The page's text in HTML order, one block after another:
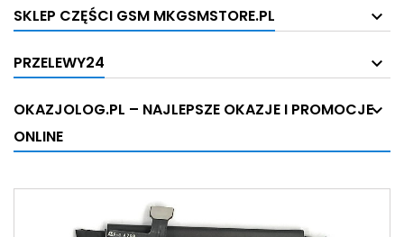
SKLEP CZĘŚCI GSM MKGSMSTORE.PL
PRZELEWY24
OKAZJOLOG.PL – NAJLEPSZE OKAZJE I PROMOCJE
ONLINE